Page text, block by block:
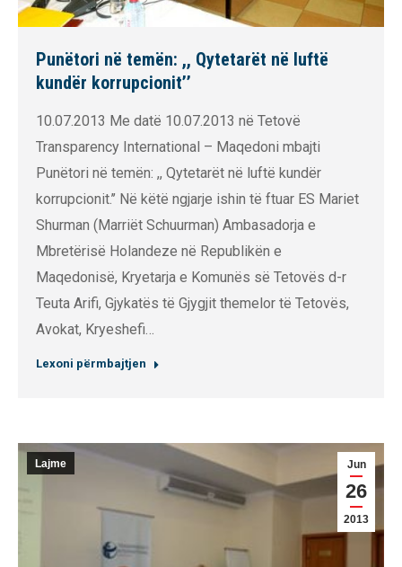
Punëtori në temën: ,, Qytetarët në luftë
kundër korrupcionit’’
10.07.2013 Me datë 10.07.2013 në Tetovë
Transparency International – Maqedoni mbajti
Punëtori në temën: ,, Qytetarët në luftë kundër
korrupcionit.’’ Në këtë ngjarje ishin të ftuar ES Mariet
Shurman (Marriët Schuurman) Ambasadorja e
Mbretërisë Holandeze në Republikën e
Maqedonisë, Kryetarja e Komunës së Tetovës d-r
Teuta Arifi, Gjykatës të Gjygjit themelor të Tetovës,
Avokat, Kryeshefi…
Lexoni përmbajtjen
Jun
26
2013
Lajme